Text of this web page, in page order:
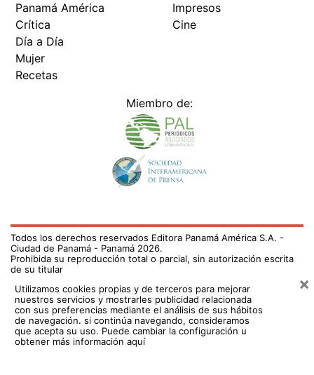
Panamá América
Crítica
Día a Día
Mujer
Recetas
Impresos
Cine
Miembro de:
Todos los derechos reservados Editora Panamá América S.A. -
Ciudad de Panamá - Panamá 2026.
Prohibida su reproducción total o parcial, sin autorización escrita
de su titular
Utilizamos cookies propias y de terceros para mejorar
nuestros servicios y mostrarles publicidad relacionada
con sus preferencias mediante el análisis de sus hábitos
de navegación. si continúa navegando, consideramos
que acepta su uso. Puede cambiar la configuración u
obtener más información aquí
×